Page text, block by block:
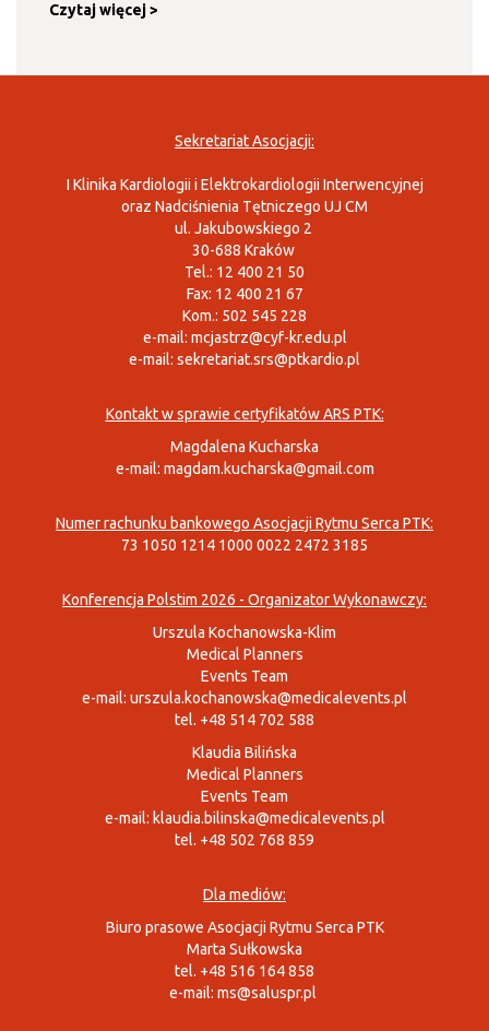
Czytaj więcej >
Sekretariat Asocjacji:
I Klinika Kardiologii i Elektrokardiologii Interwencyjnej
oraz Nadciśnienia Tętniczego UJ CM
ul. Jakubowskiego 2
30-688 Kraków
Tel.: 12 400 21 50
Fax: 12 400 21 67
Kom.: 502 545 228
e-mail: mcjastrz@cyf-kr.edu.pl
e-mail: sekretariat.srs@ptkardio.pl
Kontakt w sprawie certyfikatów ARS PTK:
Magdalena Kucharska
e-mail: magdam.kucharska@gmail.com
Numer rachunku bankowego Asocjacji Rytmu Serca PTK:
73 1050 1214 1000 0022 2472 3185
Konferencja Polstim 2026 - Organizator Wykonawczy:
Urszula Kochanowska-Klim
Medical Planners
Events Team
e-mail: urszula.kochanowska@medicalevents.pl
tel. +48 514 702 588
Klaudia Bilińska
Medical Planners
Events Team
e-mail: klaudia.bilinska@medicalevents.pl
tel. +48 502 768 859
Dla mediów:
Biuro prasowe Asocjacji Rytmu Serca PTK
Marta Sułkowska
tel. +48 516 164 858
e-mail: ms@saluspr.pl